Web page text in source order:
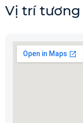
Vị trí